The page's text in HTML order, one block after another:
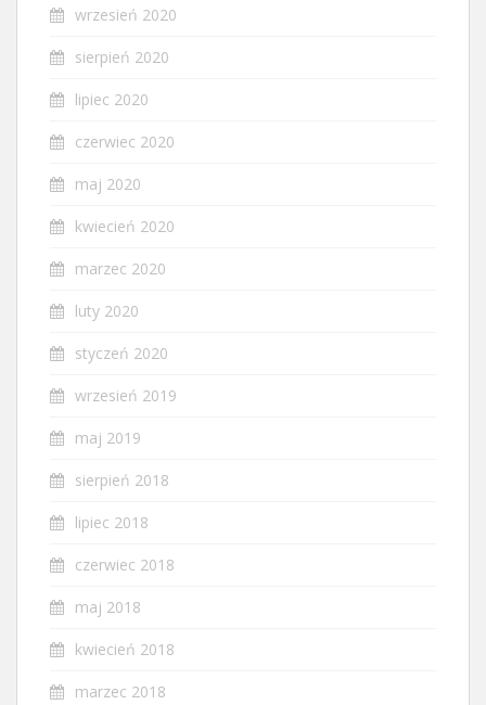
wrzesień 2020
sierpień 2020
lipiec 2020
czerwiec 2020
maj 2020
kwiecień 2020
marzec 2020
luty 2020
styczeń 2020
wrzesień 2019
maj 2019
sierpień 2018
lipiec 2018
czerwiec 2018
maj 2018
kwiecień 2018
marzec 2018